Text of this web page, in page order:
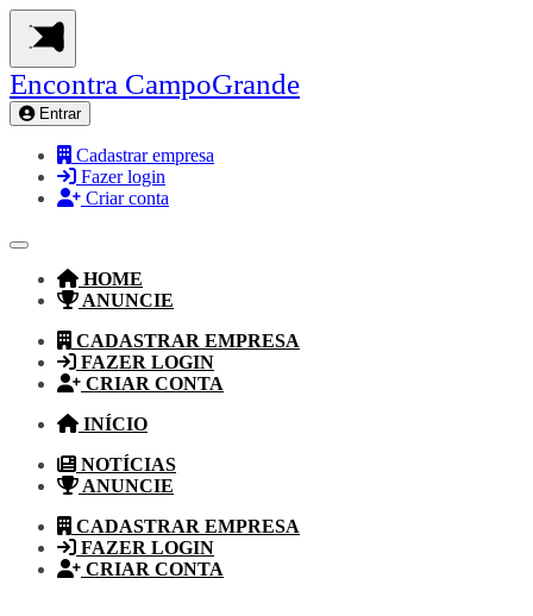
Encontra CampoGrande
Entrar
Cadastrar empresa
Fazer login
Criar conta
HOME
ANUNCIE
CADASTRAR EMPRESA
FAZER LOGIN
CRIAR CONTA
INÍCIO
NOTÍCIAS
ANUNCIE
CADASTRAR EMPRESA
FAZER LOGIN
CRIAR CONTA